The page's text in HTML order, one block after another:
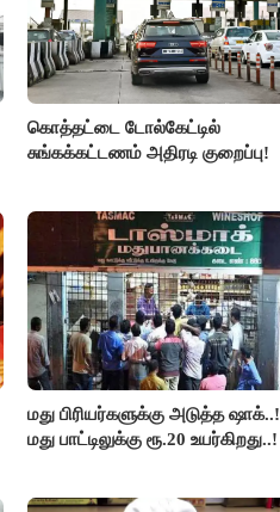
கொத்தட்டை டோல்கேட்டில்
சுங்கக்கட்டணம் அதிரடி குறைப்பு!
மது பிரியர்களுக்கு அடுத்த ஷாக்..!
மது பாட்டிலுக்கு ரூ.20 உயர்கிறது..!